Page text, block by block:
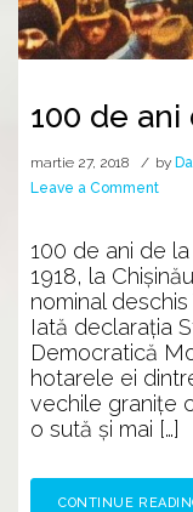
100 de ani
martie 27, 2018 by
Leave a Commenton
ani
de
la
100 de ani de
1918, la
nominal
Iată declarația
Democratică
hotarele ei
vechile granițe
o sută și mai […]
CONTINUE